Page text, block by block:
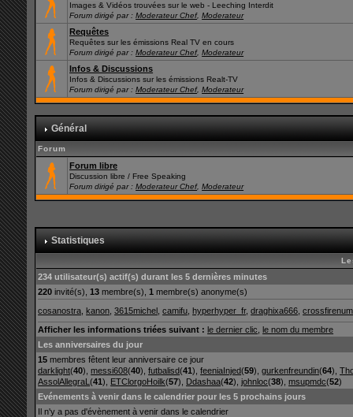
Images & Vidéos trouvées sur le web - Leeching Interdit
Forum dirigé par :Moderateur Chef,Moderateur
Requêtes
Requêtes sur les émissions Real TV en cours
Forum dirigé par :Moderateur Chef,Moderateur
Infos & Discussions
Infos & Discussions sur les émissions Realt-TV
Forum dirigé par :Moderateur Chef,Moderateur
Général
Forum
Forum libre
Discussion libre / Free Speaking
Forum dirigé par :Moderateur Chef,Moderateur
Statistiques
234 utilisateur(s) actif(s) durant les 5 dernières minutes
220 invité(s),13 membre(s),1 membre(s) anonyme(s)
cosanostra ,kanon ,3615michel ,camifu ,hyperhyper_fr,draghixa666 ,
Afficher les informations triées suivant : le dernier clic ,le nom du membre
Les anniversaires du jour
15 membres fêtent leur anniversaire ce jour
darklight(40),messi608(40),futbalisd(41),feeniaInjed(59),gurkenfreundin(64),
AssolAllegraL(41), ETClorgoHoilk(57), Ddashaa(42),johnloc(38),msupmdc(52)
Evénements à venir dans le calendrier pour les 5 prochains jours
Il n'y a pas d'évènement à venir dans le calendrier